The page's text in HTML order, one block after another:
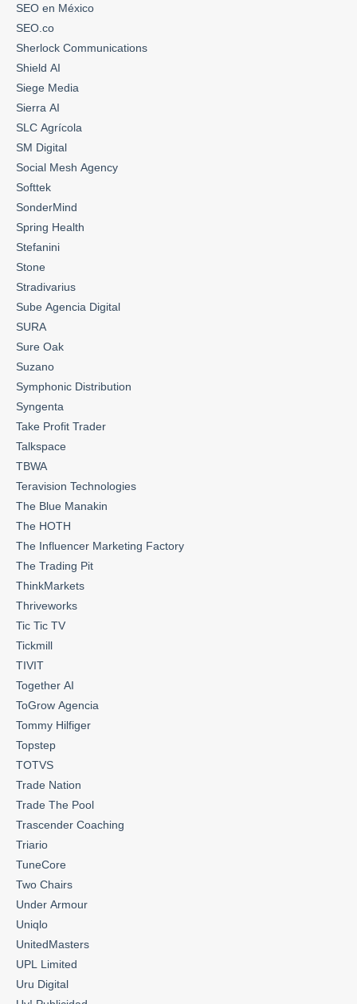
SEO en México
SEO.co
Sherlock Communications
Shield AI
Siege Media
Sierra AI
SLC Agrícola
SM Digital
Social Mesh Agency
Softtek
SonderMind
Spring Health
Stefanini
Stone
Stradivarius
Sube Agencia Digital
SURA
Sure Oak
Suzano
Symphonic Distribution
Syngenta
Take Profit Trader
Talkspace
TBWA
Teravision Technologies
The Blue Manakin
The HOTH
The Influencer Marketing Factory
The Trading Pit
ThinkMarkets
Thriveworks
Tic Tic TV
Tickmill
TIVIT
Together AI
ToGrow Agencia
Tommy Hilfiger
Topstep
TOTVS
Trade Nation
Trade The Pool
Trascender Coaching
Triario
TuneCore
Two Chairs
Under Armour
Uniqlo
UnitedMasters
UPL Limited
Uru Digital